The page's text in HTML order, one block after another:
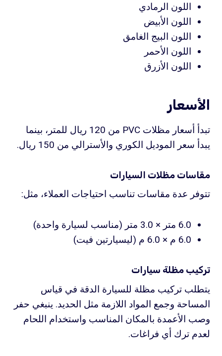
اللون الرمادي
اللون الأبيض
اللون البيج الغامق
اللون الأحمر
اللون الأزرق
الأسعار
تبدأ أسعار مظلات PVC من 120 ريال للمتر، بينما
يبدأ سعر الموديل الكوري والأسترالي من 150 ريال.
مقاسات مظلات السيارات
تتوفر عدة مقاسات تناسب احتياجات العملاء، مثل:
6.0 متر × 3.0 متر (مناسب لسيارة واحدة)
6.0 م × 6.0 م (ليسيارتين فيت)
تركيب مظلة سيارات
يتطلب تركيب مظلة للسيارة الدقة في قياس
المساحة وجمع المواد اللازمة مثل الحديد. ينبغي حفر
وصب الأعمدة بالمكان المناسب واستخدام اللحام
لعدم ترك أي فراغات.